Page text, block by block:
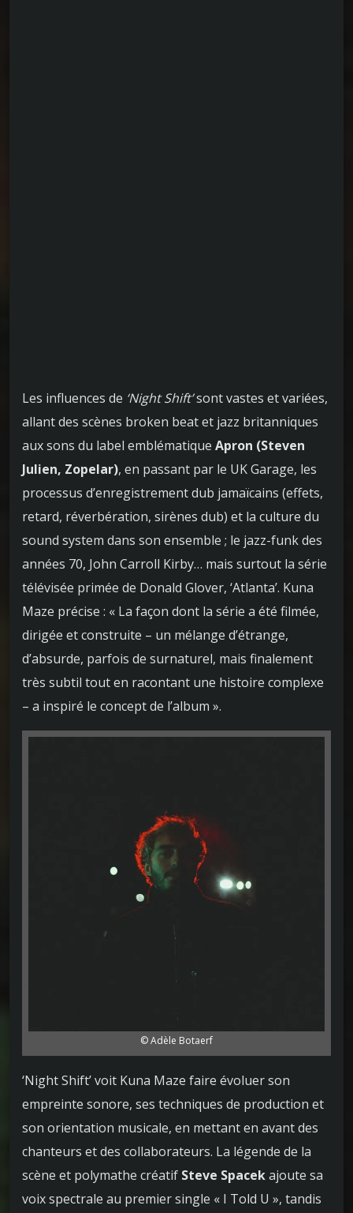
Les influences de ‘Night Shift’sont vastes et variées,
allant des scènes broken beat et jazz britanniques
aux sons du label emblématique Apron (Steven
Julien, Zopelar), en passant par le UK Garage, les
processus d’enregistrement dub jamaïcains (effets,
retard, réverbération, sirènes dub) et la culture du
sound system dans son ensemble ; le jazz-funk des
années 70, John Carroll Kirby… mais surtout la série
télévisée primée de Donald Glover, ‘Atlanta’. Kuna
Maze précise : « La façon dont la série a été filmée,
dirigée et construite – un mélange d’étrange,
d’absurde, parfois de surnaturel, mais finalement
très subtil tout en racontant une histoire complexe
– a inspiré le concept de l’album ».
© Adèle Botaerf
‘Night Shift’ voit Kuna Maze faire évoluer son
empreinte sonore, ses techniques de production et
son orientation musicale, en mettant en avant des
chanteurs et des collaborateurs. La légende de la
scène et polymathe créatif Steve Spacekajoute sa
voix spectrale au premier single « I Told U », tandis